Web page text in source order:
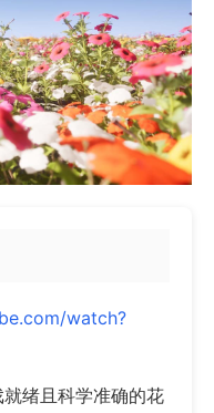
watch?
绪且科学准确的花